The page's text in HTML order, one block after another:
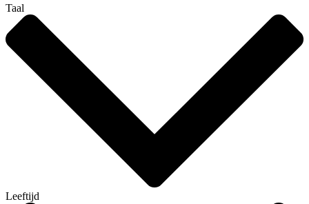
Taal
Leeftijd